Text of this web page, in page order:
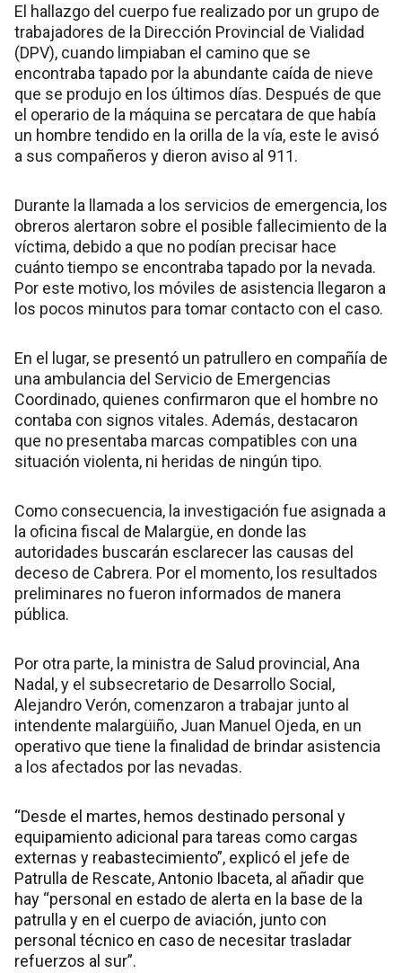
El hallazgo del cuerpo fue realizado por un grupo de
trabajadores de la Dirección Provincial de Vialidad
(DPV), cuando limpiaban el camino que se
encontraba tapado por la abundante caída de nieve
que se produjo en los últimos días. Después de que
el operario de la máquina se percatara de que había
un hombre tendido en la orilla de la vía, este le avisó
a sus compañeros y dieron aviso al 911.
Durante la llamada a los servicios de emergencia, los
obreros alertaron sobre el posible fallecimiento de la
víctima, debido a que no podían precisar hace
cuánto tiempo se encontraba tapado por la nevada.
Por este motivo, los móviles de asistencia llegaron a
los pocos minutos para tomar contacto con el caso.
En el lugar, se presentó un patrullero en compañía de
una ambulancia del Servicio de Emergencias
Coordinado, quienes confirmaron que el hombre no
contaba con signos vitales. Además, destacaron
que no presentaba marcas compatibles con una
situación violenta, ni heridas de ningún tipo.
Como consecuencia, la investigación fue asignada a
la oficina fiscal de Malargüe, en donde las
autoridades buscarán esclarecer las causas del
deceso de Cabrera. Por el momento, los resultados
preliminares no fueron informados de manera
pública.
Por otra parte, la ministra de Salud provincial, Ana
Nadal, y el subsecretario de Desarrollo Social,
Alejandro Verón, comenzaron a trabajar junto al
intendente malargüiño, Juan Manuel Ojeda, en un
operativo que tiene la finalidad de brindar asistencia
a los afectados por las nevadas.
“Desde el martes, hemos destinado personal y
equipamiento adicional para tareas como cargas
externas y reabastecimiento”, explicó el jefe de
Patrulla de Rescate, Antonio Ibaceta, al añadir que
hay “personal en estado de alerta en la base de la
patrulla y en el cuerpo de aviación, junto con
personal técnico en caso de necesitar trasladar
refuerzos al sur”.